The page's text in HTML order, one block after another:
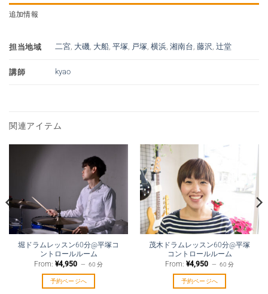
追加情報
担当地域 二宮, 大磯, 大船,平塚, 戸塚,横浜,湘南台,藤沢 ,辻堂
講師 kyao
関連アイテム
堀ドラムレッスン60分@平塚コ
ントロールルーム
From:¥4,950 60 分
予約ページへ
茂木ドラムレッスン60分@平塚
コントロールルーム
From:¥4,950 60 分
予約ページへ